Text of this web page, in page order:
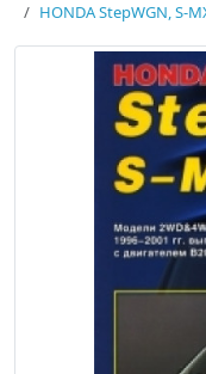
HONDA StepWGN, S-